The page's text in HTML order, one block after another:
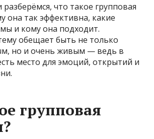
что такое групповая
она так эффективна, какие
и кому она подходит.
обещает быть не только
но и очень живым — ведь в
место для эмоций, открытий и
групповая